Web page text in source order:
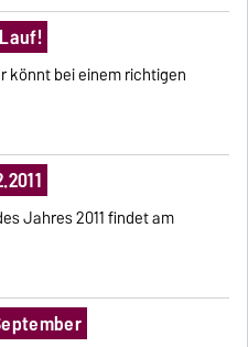
könnt bei einem richtigen
Jahres 2011 findet am